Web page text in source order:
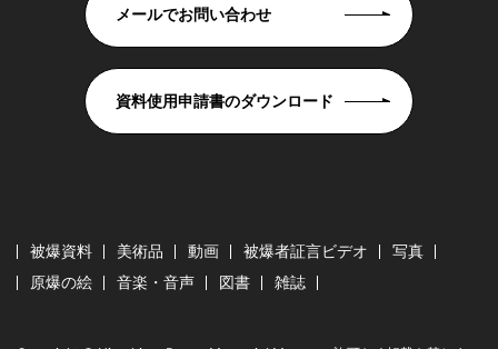
メールでお問い合わせ
資料使用申請書のダウンロード
被爆資料 美術品 動画 被爆者証言ビデオ
写真
原爆の絵
音楽・音声 図書 雑誌